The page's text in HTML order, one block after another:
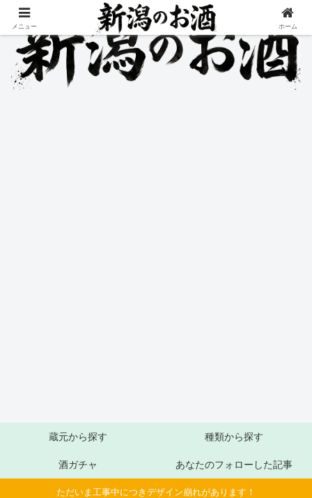
蔵元から探す 種類から探す
酒ガチャ あなたのフォローした記事
ただいま工事中につきデザイン崩れがあります！
メニュー ホーム